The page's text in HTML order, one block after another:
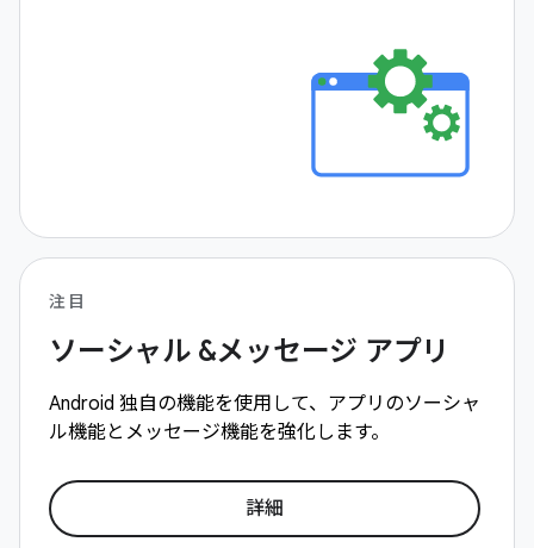
注目
ソーシャル &メッセージ アプリ
Android 独自の機能を使用して、アプリのソーシャ
ル機能とメッセージ機能を強化します。
詳細